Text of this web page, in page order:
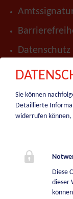
Datenschutz
Impressum
Presse
+43 664
Sie können
Detaillierte
widerrufen können,
Diese
dieser